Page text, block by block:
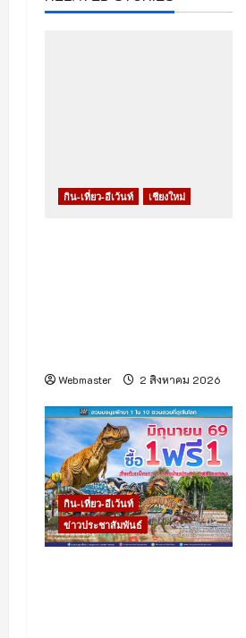
กิน-เที่ยว-อีเว้นท์ เชียงใหม่
Webmaster 2 สิงหาคม 2026
กิน-เที่ยว-อีเว้นท์
ข่าวประชาสัมพันธ์